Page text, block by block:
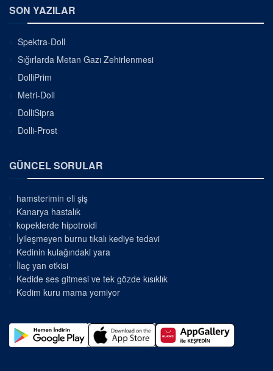
SON YAZILAR
Spektra-Doll
Sığırlarda Metan Gazı Zehirlenmesi
DolliPrim
Metri-Doll
DolliSipra
Dolli-Prost
GÜNCEL SORULAR
hamsterimin eli şiş
Kanarya hastalık
kopeklerde hipotroidi
İyileşmeyen burnu tıkalı kediye tedavi
Kedinin kulağındaki yara
İlaç yan etkisi
Kedide ses gitmesi ve tek gözde kısıklık
Kedim kuru mama yemiyor